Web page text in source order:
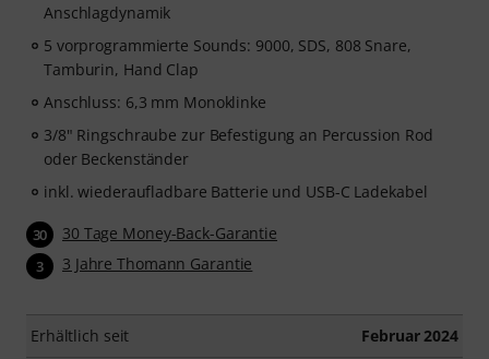
Anschlagdynamik
5 vorprogrammierte Sounds: 9000, SDS, 808 Snare,
Tamburin, Hand Clap
Anschluss: 6,3 mm Monoklinke
3/8" Ringschraube zur Befestigung an Percussion Rod
oder Beckenständer
inkl. wiederaufladbare Batterie und USB-C Ladekabel
30 30 Tage Money-Back-Garantie
3 3 Jahre Thomann Garantie
Erhältlich seit Februar 2024